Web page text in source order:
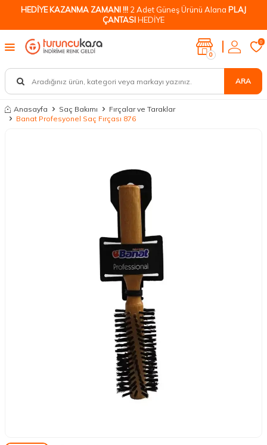
HEDİYE KAZANMA ZAMANI !!! 2 Adet Güneş Ürünü Alana PLAJ
ÇANTASIHEDİYE
ARA
0
0
Anasayfa Saç Bakımı
Fırçalar ve Taraklar
Banat Profesyonel Saç Fırçası 876